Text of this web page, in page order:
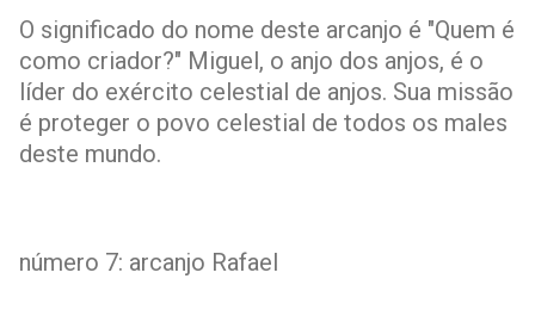
O significado do nome deste arcanjo é "Quem é
como criador?" Miguel, o anjo dos anjos, é o
líder do exército celestial de anjos. Sua missão
é proteger o povo celestial de todos os males
deste mundo.
número 7: arcanjo Rafael